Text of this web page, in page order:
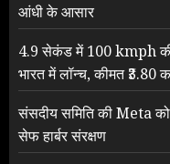
आंधी के आसार
4.9 सेकंड में 100 kmph
भारत में लॉन्च, कीमत ₹3.80
संसदीय समिति की Meta को
सेफ हार्बर संरक्षण